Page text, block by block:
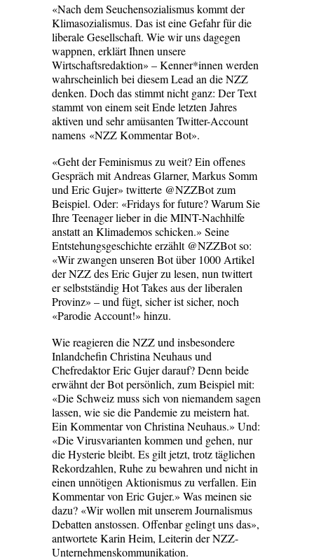
«Nach dem Seuchensozialismus kommt der
Klimasozialismus. Das ist eine Gefahr für die
liberale Gesellschaft. Wie wir uns dagegen
wappnen, erklärt Ihnen unsere
Wirtschaftsredaktion» – Kenner*innen werden
wahrscheinlich bei diesem Lead an die NZZ
denken. Doch das stimmt nicht ganz: Der Text
stammt von einem seit Ende letzten Jahres
aktiven und sehr amüsanten Twitter-Account
namens «NZZ Kommentar Bot».
«Geht der Feminismus zu weit? Ein offenes
Gespräch mit Andreas Glarner, Markus Somm
und Eric Gujer» twitterte @NZZBot zum
Beispiel. Oder: «Fridays for future? Warum Sie
Ihre Teenager lieber in die MINT-Nachhilfe
anstatt an Klimademos schicken.» Seine
Entstehungsgeschichte erzählt @NZZBot so:
«Wir zwangen unseren Bot über 1000 Artikel
der NZZ des Eric Gujer zu lesen, nun twittert
er selbstständig Hot Takes aus der liberalen
Provinz» – und fügt, sicher ist sicher, noch
«Parodie Account!» hinzu.
Wie reagieren die NZZ und insbesondere
Inlandchefin Christina Neuhaus und
Chefredaktor Eric Gujer darauf? Denn beide
erwähnt der Bot persönlich, zum Beispiel mit:
«Die Schweiz muss sich von niemandem sagen
lassen, wie sie die Pandemie zu meistern hat.
Ein Kommentar von Christina Neuhaus.» Und:
«Die Virusvarianten kommen und gehen, nur
die Hysterie bleibt. Es gilt jetzt, trotz täglichen
Rekordzahlen, Ruhe zu bewahren und nicht in
einen unnötigen Aktionismus zu verfallen. Ein
Kommentar von Eric Gujer.» Was meinen sie
dazu? «Wir wollen mit unserem Journalismus
Debatten anstossen. Offenbar gelingt uns das»,
antwortete Karin Heim, Leiterin der NZZ-
Unternehmenskommunikation.